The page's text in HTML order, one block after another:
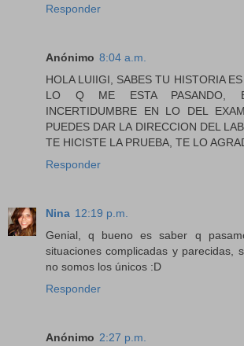
Responder
Anónimo 8:04 a.m.
HOLA LUIIGI, SABES TU HISTORIA
LO Q ME ESTA PASANDO,
INCERTIDUMBRE EN LO DEL
PUEDES DAR LA DIRECCION DEL
TE HICISTE LA PRUEBA, TE LO
Responder
Nina 12:19 p.m.
Genial, q bueno es saber q
situaciones complicadas y parecidas,
no somos los únicos :D
Responder
Anónimo 2:27 p.m.